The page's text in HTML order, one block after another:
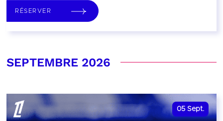
RÉSERVER
SEPTEMBRE 2026
05 Sept.